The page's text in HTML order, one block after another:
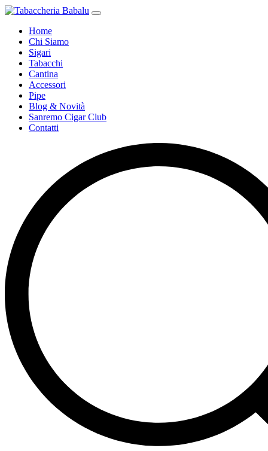
Home
Chi Siamo
Sigari
Tabacchi
Cantina
Accessori
Pipe
Blog & Novità
Sanremo Cigar Club
Contatti